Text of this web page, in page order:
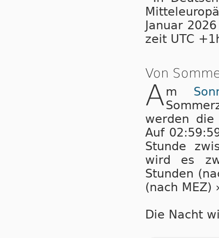
Ja­nu­ar
zeit UTC
Von
Am
wer­den
Auf
Stunde
wird es
Stunden
(nach MEZ)
Die Nacht